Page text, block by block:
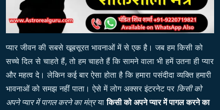
प्यार जीवन की सबसे खूबसूरत भावनाओं में से एक है। जब हम किसी को
सच्चे दिल से चाहते हैं, तो हम चाहते हैं कि सामने वाला भी हमें उतना ही प्यार
और महत्व दे। लेकिन कई बार ऐसा होता है कि हमारा पसंदीदा व्यक्ति हमारी
भावनाओं को समझ नहीं पाता। ऐसे में लोग अक्सर इंटरनेट पर किसी को
अपने प्यार में पागल करने का मंत्रयाकिसी को अपने प्यार में पागल करने का